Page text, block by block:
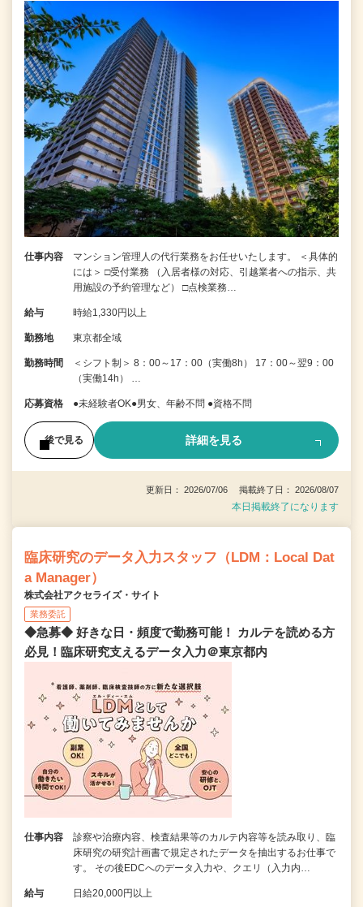
仕事内容
マンション管理人の代行業務をお任せいたします。 ＜具体的
には＞ □受付業務 （入居者様の対応、引越業者への指示、共
用施設の予約管理など） □点検業務…
給与 時給1,330円以上
勤務地 東京都全域
勤務時間
＜シフト制＞ 8：00～17：00（実働8h） 17：00～翌9：00
（実働14h） …
応募資格 ●未経験者OK●男女、年齢不問 ●資格不問
後で見る 詳細を見る
更新日： 2026/07/06 掲載終了日： 2026/08/07
本日掲載終了になります
臨床研究のデータ入力スタッフ（LDM：Local Dat
a Manager）
株式会社アクセライズ・サイト
業務委託
◆急募◆ 好きな日・頻度で勤務可能！ カルテを読める方
必見！臨床研究支えるデータ入力＠東京都内
仕事内容
診察や治療内容、検査結果等のカルテ内容等を読み取り、臨
床研究の研究計画書で規定されたデータを抽出するお仕事で
す。 その後EDCへのデータ入力や、クエリ（入力内…
給与 日給20,000円以上